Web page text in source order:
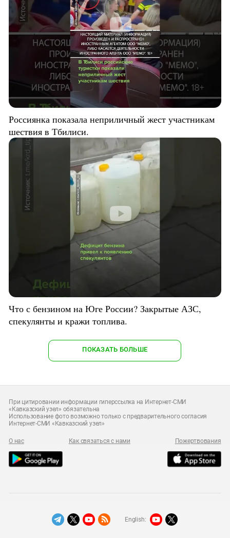
Россиянка показала неприличный жест участникам
шествия в Тбилиси.
Что с бензином на Юге России? Закрытые АЗС,
спекулянты и кражи топлива.
ПОКАЗАТЬ БОЛЬШЕ
При цитировании информации гиперссылка на Интернет-СМИ
«Кавказский узел» обязательна
Использование фото возможно только с предварительного согласия
Интернет-СМИ «Кавказский узел»
О нас Как связаться с нами Пожертвования
English: